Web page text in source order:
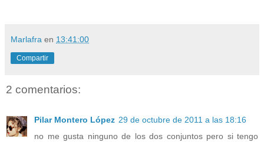
Marlafra en 13:41:00
Compartir
2 comentarios:
Pilar Montero López 29 de octubre de 2011 a las 18:16
no me gusta ninguno de los dos conjuntos pero si tengo